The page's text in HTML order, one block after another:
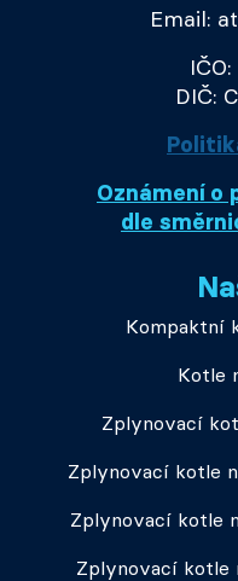
Email:
DIČ:
Oznámení o
dle
Kompaktní
Kotle
Zplynovací
Zplynovací kotle
Zplynovací kotle
Zplynovací kotle